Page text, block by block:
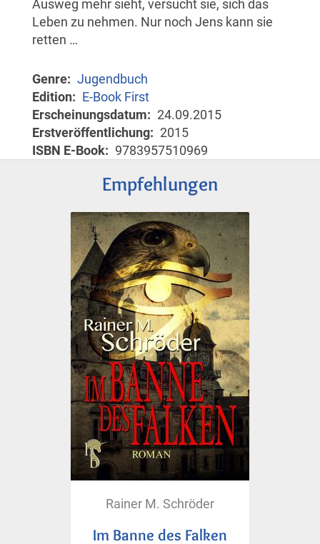
Ausweg mehr sieht, versucht sie, sich das
Leben zu nehmen. Nur noch Jens kann sie
retten …
Genre
Jugendbuch
Edition
E-Book First
Erscheinungsdatum
24.09.2015
Erstveröffentlichung
2015
ISBN E-Book
9783957510969
Empfehlungen
Rainer M. Schröder
Im Banne des Falken